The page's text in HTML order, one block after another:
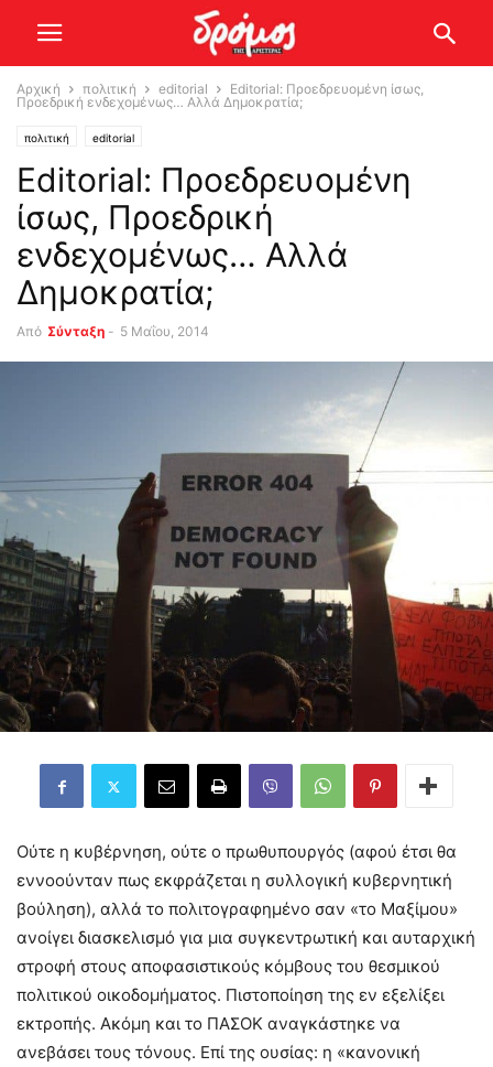
Αρχική πολιτική editorial
Editorial: Προεδρευομένη ίσως,
Προεδρική ενδεχομένως… Αλλά Δημοκρατία;
πολιτική editorial
Editorial: Προεδρευομένη
ίσως, Προεδρική
ενδεχομένως… Αλλά
Δημοκρατία;
Από Σύνταξη - 5 Μαΐου, 2014
Ούτε η κυβέρνηση, ούτε ο πρωθυπουργός (αφού έτσι θα
εννοούνταν πως εκφράζεται η συλλογική κυβερνητική
βούληση), αλλά το πολιτογραφημένο σαν «το Μαξίμου»
ανοίγει διασκελισμό για μια συγκεντρωτική και αυταρχική
στροφή στους αποφασιστικούς κόμβους του θεσμικού
πολιτικού οικοδομήματος. Πιστοποίηση της εν εξελίξει
εκτροπής. Ακόμη και το ΠΑΣΟΚ αναγκάστηκε να
ανεβάσει τους τόνους. Επί της ουσίας: η «κανονική